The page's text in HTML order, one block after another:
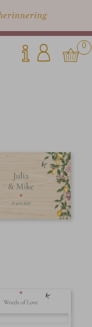
0